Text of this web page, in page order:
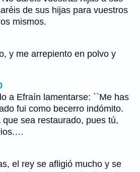
de sus hijas para vuestros
mismos.
y me arrepiento en polvo y
a Efraín lamentarse: ``Me has
fui como becerro indómito.
sea restaurado, pues tú,
el rey se afligió mucho y se